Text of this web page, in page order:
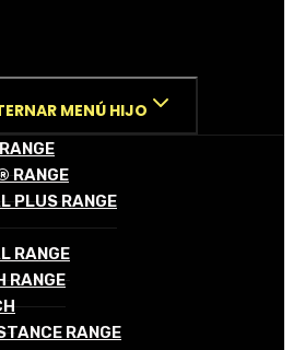
MENÚ HIJO
RANGE
PLUS RANGE
RANGE
RANGE
RANGE